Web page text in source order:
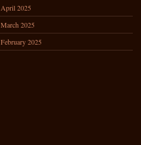
April 2025
March 2025
February 2025